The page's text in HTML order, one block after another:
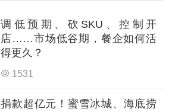
调低预期、砍SKU、控制开
店……市场低谷期，餐企如何活
得更久？
1531
捐款超亿元！蜜雪冰城、海底捞